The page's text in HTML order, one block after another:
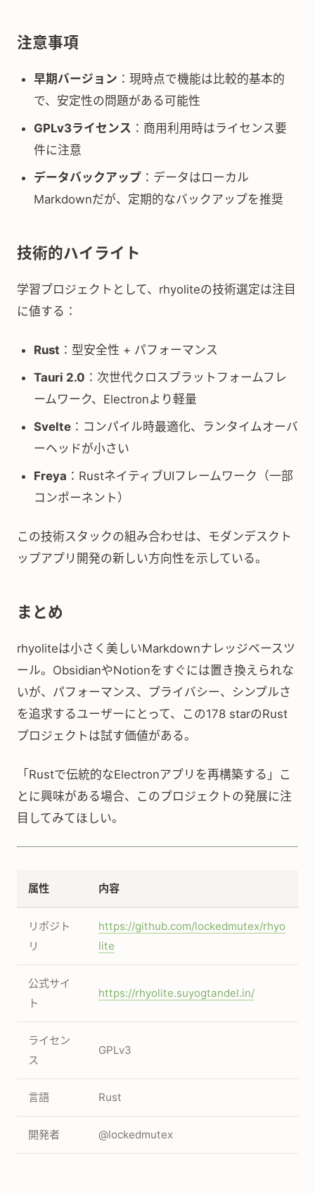
注意事項
早期バージョン ：現時点で機能は比較的基本的
で、安定性の問題がある可能性
GPLv3ライセンス ：商用利用時はライセンス要
件に注意
データバックアップ ：データはローカル
Markdownだが、定期的なバックアップを推奨
技術的ハイライト
学習プロジェクトとして、rhyoliteの技術選定は注目
に値する：
Rust ：型安全性 + パフォーマンス
Tauri 2.0 ：次世代クロスプラットフォームフレ
ームワーク、Electronより軽量
Svelte ：コンパイル時最適化、ランタイムオーバ
ーヘッドが小さい
Freya ：RustネイティブUIフレームワーク（一部
コンポーネント）
この技術スタックの組み合わせは、モダンデスクト
ップアプリ開発の新しい方向性を示している。
まとめ
rhyoliteは小さく美しいMarkdownナレッジベースツ
ール。ObsidianやNotionをすぐには置き換えられな
いが、パフォーマンス、プライバシー、シンプルさ
を追求するユーザーにとって、この178 starのRust
プロジェクトは試す価値がある。
「Rustで伝統的なElectronアプリを再構築する」こ
とに興味がある場合、このプロジェクトの発展に注
目してみてほしい。
属性 内容
リポジト
リ
https://github.com/lockedmutex/rhyo
lite
公式サイ
ト
https://rhyolite.suyogtandel.in/
ライセン
ス
GPLv3
言語 Rust
開発者 @lockedmutex